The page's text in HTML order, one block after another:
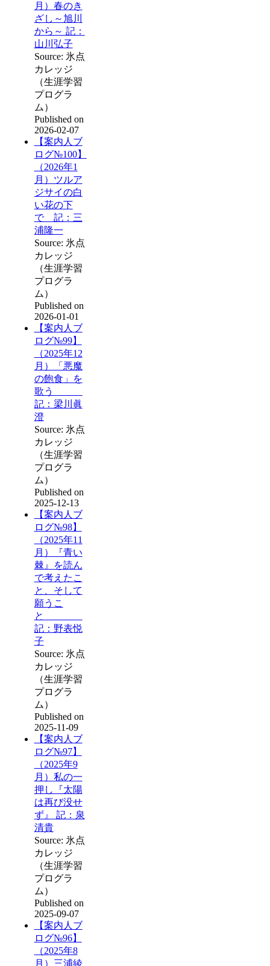
月）春のき
ざし～旭川
から～ 記：
山川弘子
Source: 氷点
カレッジ
（生涯学習
プログラ
ム）
Published on
2026-02-07
【案内人ブ
ログ№100】
（2026年1
月）ツルア
ジサイの白
い花の下
で 記：三
浦隆一
Source: 氷点
カレッジ
（生涯学習
プログラ
ム）
Published on
2026-01-01
【案内人ブ
ログ№99】
（2025年12
月）「悪魔
の飽食」を
歌う
記：梁川眞
澄
Source: 氷点
カレッジ
（生涯学習
プログラ
ム）
Published on
2025-12-13
【案内人ブ
ログ№98】
（2025年11
月）『青い
棘』を読ん
で考えたこ
と、そして
願うこ
と
記：野表悦
子
Source: 氷点
カレッジ
（生涯学習
プログラ
ム）
Published on
2025-11-09
【案内人ブ
ログ№97】
（2025年9
月）私の一
押し『太陽
は再び没せ
ず』 記：泉
清貴
Source: 氷点
カレッジ
（生涯学習
プログラ
ム）
Published on
2025-09-07
【案内人ブ
ログ№96】
（2025年8
月）三浦綾